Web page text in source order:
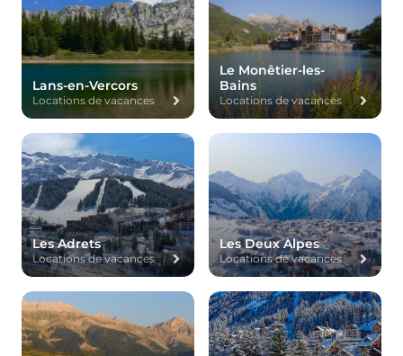
Lans-en-Vercors
Locations de vacances
Le Monêtier-les-
Bains
Locations de vacances
Les Adrets
Locations de vacances
Les Deux Alpes
Locations de vacances